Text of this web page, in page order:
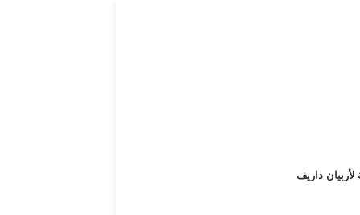
لأربيان داريف